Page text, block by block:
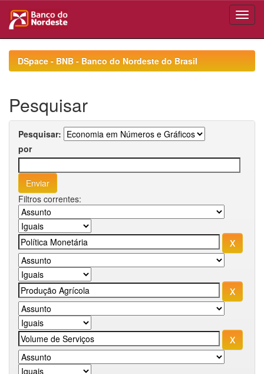
navigationDSpace - BNB - Banco do Nordeste do Brasil
Pesquisar
Pesquisar:
por
Filtros correntes: